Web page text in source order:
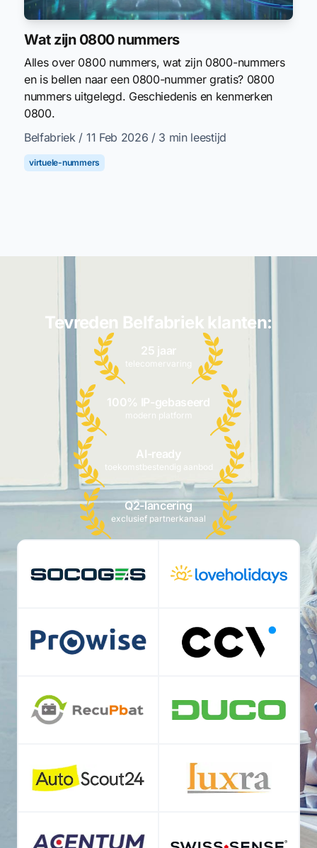
Wat zijn 0800 nummers
Alles over 0800 nummers, wat zijn 0800-nummers
en is bellen naar een 0800-nummer gratis? 0800
nummers uitgelegd. Geschiedenis en kenmerken
0800.
Belfabriek / 11 Feb 2026 / 3 min leestijd
virtuele-nummers
Tevreden Belfabriek klanten:
25 jaar
telecomervaring
100% IP-gebaseerd
modern platform
AI-ready
toekomstbestendig aanbod
Q2-lancering
exclusief partnerkanaal